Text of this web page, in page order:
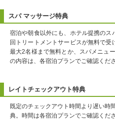
スパ マッサージ特典
宿泊や朝食以外にも、ホテル提携の
回トリートメントサービスが無料で
最大2名様まで無料とか、スパメニュ
の内容は、各宿泊プランでご確認くださ
レイトチェックアウト特典
既定のチェックアウト時間より遅い時
典。時間は各宿泊プランでご確認くだ